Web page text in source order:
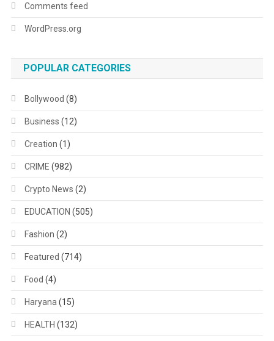
Comments feed
WordPress.org
POPULAR CATEGORIES
Bollywood (8)
Business (12)
Creation (1)
CRIME (982)
Crypto News (2)
EDUCATION (505)
Fashion (2)
Featured (714)
Food (4)
Haryana (15)
HEALTH (132)